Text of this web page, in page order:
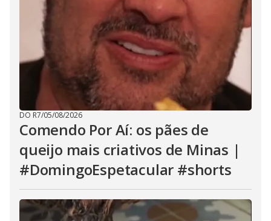
DO R7/05/08/2026
Comendo Por Aí: os pães de
queijo mais criativos de Minas |
#DomingoEspetacular #shorts